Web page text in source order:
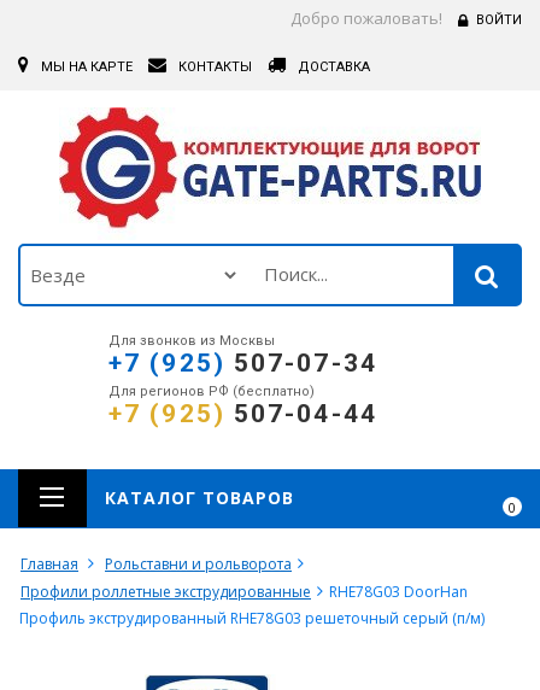
Добро пожаловать! ВОЙТИ
МЫ НА КАРТЕ КОНТАКТЫ ДОСТАВКА
Для звонков из Москвы
+7 (925) 507-07-34
Для регионов РФ (бесплатно)
+7 (925) 507-04-44
0
КАТАЛОГ ТОВАРОВ
Главная
Рольставни и рольворота
Профили роллетные экструдированные
RHE78G03 DoorHan
Профиль экструдированный RHE78G03 решеточный серый (п/м)